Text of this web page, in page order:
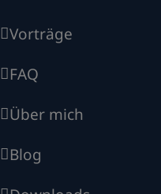
Vorträge
FAQ
Über mich
Blog